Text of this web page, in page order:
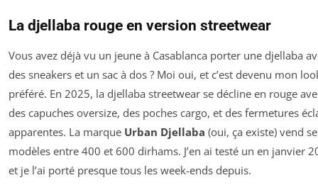
La djellaba rouge en version streetwear
Vous avez déjà vu un jeune à Casablanca porter une djellaba
des sneakers et un sac à dos ? Moi oui, et c’est devenu mon
préféré. En 2025, la djellaba streetwear se décline en rouge
des capuches oversize, des poches cargo, et des fermetures
apparentes. La marque Urban Djellaba (oui, ça existe) vend
modèles entre 400 et 600 dirhams. J’en ai testé un en janvier
et je l’ai porté presque tous les week-ends depuis.